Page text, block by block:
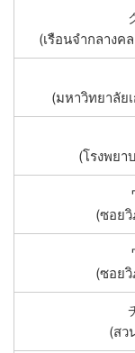
(เรือนจำกลางค
(มหาวิทยาลัย
(โรงพยา
(ซอย
(ซอย
(สว